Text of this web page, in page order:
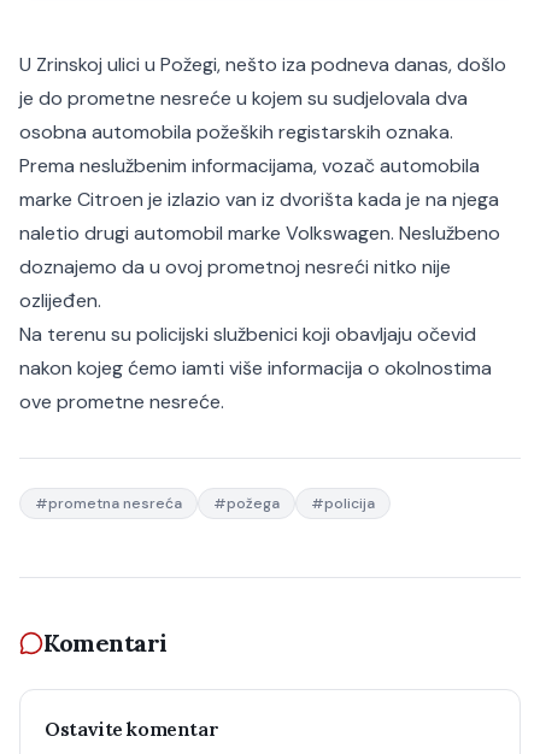
U Zrinskoj ulici u Požegi, nešto iza podneva danas, došlo
je do prometne nesreće u kojem su sudjelovala dva
osobna automobila požeških registarskih oznaka.
Prema neslužbenim informacijama, vozač automobila
marke Citroen je izlazio van iz dvorišta kada je na njega
naletio drugi automobil marke Volkswagen. Neslužbeno
doznajemo da u ovoj prometnoj nesreći nitko nije
ozlijeđen.
Na terenu su policijski službenici koji obavljaju očevid
nakon kojeg ćemo iamti više informacija o okolnostima
ove prometne nesreće.
#prometna nesreća #požega #policija
Komentari
Ostavite komentar